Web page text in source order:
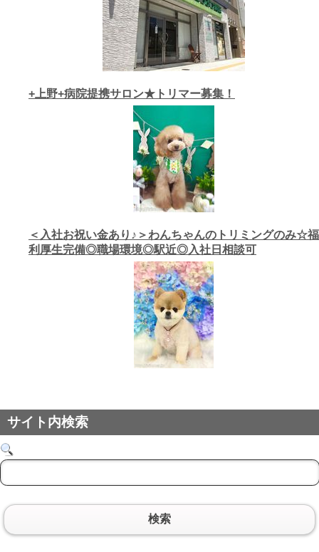
+上野+病院提携サロン★トリマー募集！
＜入社お祝い金あり♪＞わんちゃんのトリミングのみ☆福
利厚生完備◎職場環境◎駅近◎入社日相談可
サイト内検索
検索